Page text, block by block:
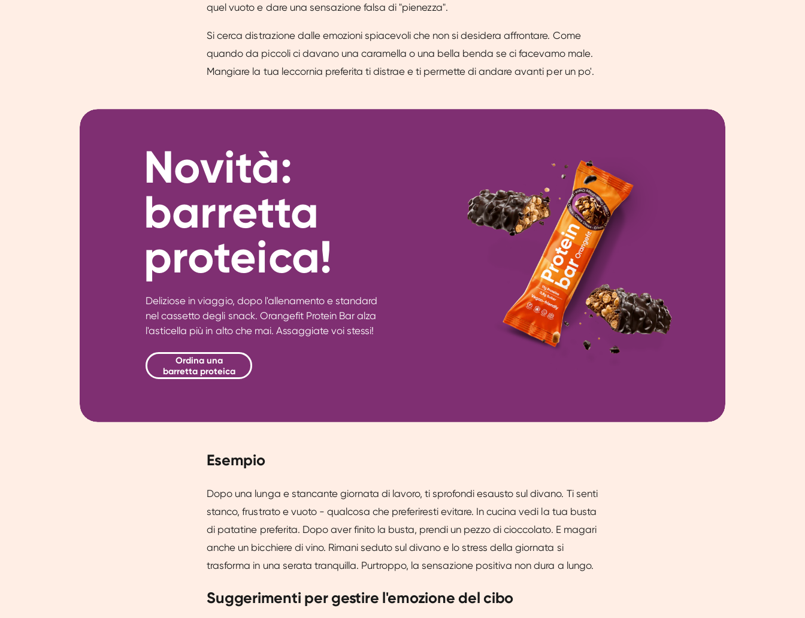
quel vuoto e dare una sensazione falsa di "pienezza".
Si cerca distrazione dalle emozioni spiacevoli che non si desidera affrontare. Come
quando da piccoli ci davano una caramella o una bella benda se ci facevamo male.
Mangiare la tua leccornia preferita ti distrae e ti permette di andare avanti per un po'.
Novità:
barretta
proteica!
Deliziose in viaggio, dopo l'allenamento e standard
nel cassetto degli snack. Orangefit Protein Bar alza
l'asticella più in alto che mai. Assaggiate voi stessi!
Ordina una
barretta proteica
Esempio
Dopo una lunga e stancante giornata di lavoro, ti sprofondi esausto sul divano. Ti senti
stanco, frustrato e vuoto - qualcosa che preferiresti evitare. In cucina vedi la tua busta
di patatine preferita. Dopo aver finito la busta, prendi un pezzo di cioccolato. E magari
anche un bicchiere di vino. Rimani seduto sul divano e lo stress della giornata si
trasforma in una serata tranquilla. Purtroppo, la sensazione positiva non dura a lungo.
Suggerimenti per gestire l'emozione del cibo